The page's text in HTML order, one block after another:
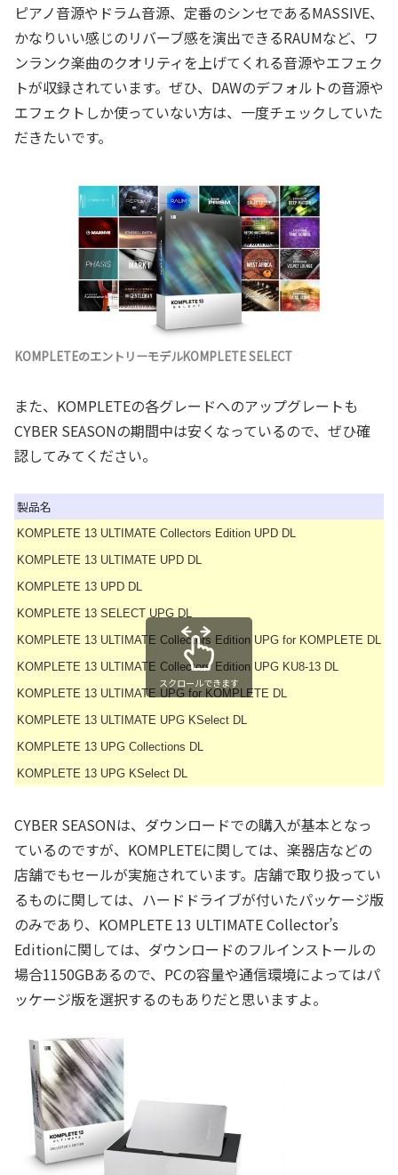
ピアノ音源やドラム音源、定番のシンセであるMASSIVE、
かなりいい感じのリバーブ感を演出できるRAUMなど、ワ
ンランク楽曲のクオリティを上げてくれる音源やエフェク
トが収録されています。ぜひ、DAWのデフォルトの音源や
エフェクトしか使っていない方は、一度チェックしていた
だきたいです。
KOMPLETEのエントリーモデルKOMPLETE SELECT
また、KOMPLETEの各グレードへのアップグレートも
CYBER SEASONの期間中は安くなっているので、ぜひ確
認してみてください。
製品名
KOMPLETE 13 ULTIMATE Collectors Edition UPD DL
KOMPLETE 13 ULTIMATE UPD DL
KOMPLETE 13 UPD DL
KOMPLETE 13 SELECT UPG DL
KOMPLETE 13 ULTIMATE Collectors Edition UPG for KOMPLETE DL
KOMPLETE 13 ULTIMATE Collectors Edition UPG KU8-13 DL
KOMPLETE 13 ULTIMATE UPG for KOMPLETE DL
KOMPLETE 13 ULTIMATE UPG KSelect DL
KOMPLETE 13 UPG Collections DL
KOMPLETE 13 UPG KSelect DL
スクロールできます
CYBER SEASONは、ダウンロードでの購入が基本となっ
ているのですが、KOMPLETEに関しては、楽器店などの
店舗でもセールが実施されています。店舗で取り扱ってい
るものに関しては、ハードドライブが付いたパッケージ版
のみであり、KOMPLETE 13 ULTIMATE Collector’s
Editionに関しては、ダウンロードのフルインストールの
場合1150GBあるので、PCの容量や通信環境によってはパ
ッケージ版を選択するのもありだと思いますよ。